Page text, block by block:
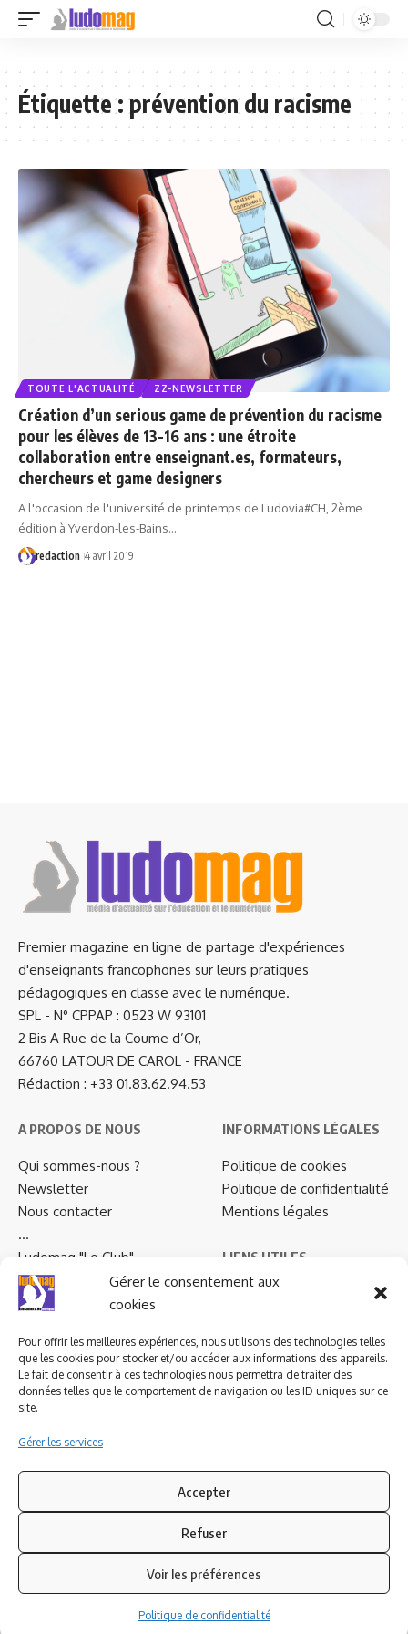
Gérer le consentement aux
cookies
Pour offrir les meilleures expériences, nous utilisons des technologies telles
que les cookies pour stocker et/ou accéder aux informations des appareils.
Le fait de consentir à ces technologies nous permettra de traiter des
données telles que le comportement de navigation ou les ID uniques sur ce
site.
Gérer les services
Accepter
Refuser
Voir les préférences
Politique de confidentialité
Étiquette :prévention du racisme
TOUTE L'ACTUALITÉ ZZ-NEWSLETTER
Création d’un serious game de prévention du racisme
pour les élèves de 13-16 ans : une étroite
collaboration entre enseignant.es, formateurs,
chercheurs et game designers
A l'occasion de l'université de printemps de Ludovia#CH, 2ème
édition à Yverdon-les-Bains…
redaction 4 avril 2019
Premier magazine en ligne de partage d'expériences
d'enseignants francophones sur leurs pratiques
pédagogiques en classe avec le numérique.
SPL - N° CPPAP : 0523 W 93101
2 Bis A Rue de la Coume d’Or,
66760 LATOUR DE CAROL - FRANCE
Rédaction : +33 01.83.62.94.53
A PROPOS DE NOUS
Qui sommes-nous ?
Newsletter
Nous contacter
…
Ludomag "Le Club"
INFORMATIONS LÉGALES
Politique de cookies
Politique de confidentialité
Mentions légales
LIENS UTILES
PARTENAIRES